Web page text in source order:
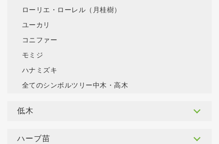
ローリエ・ローレル（月桂樹）
ユーカリ
コニファー
モミジ
ハナミズキ
全てのシンボルツリー中木・高木
低木
ハーブ苗